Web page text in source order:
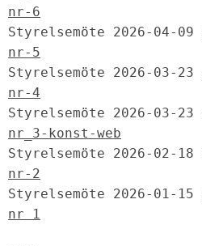
nr-6
Styrelsemöte 2026-04-09
nr-5
Styrelsemöte 2026-03-23
nr-4
Styrelsemöte 2026-03-23
nr_3-konst-web
Styrelsemöte 2026-02-18
nr-2
Styrelsemöte 2026-01-15
nr 1